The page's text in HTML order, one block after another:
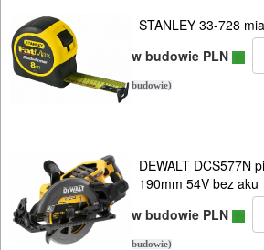
opalarki
pilarki
stołowe
zagłębiarki
piły
alligator
STANLEY 33-728
w budowie PLN
budowie)
DEWALT DCS577N
190mm 54V bez aku
w budowie PLN
budowie)